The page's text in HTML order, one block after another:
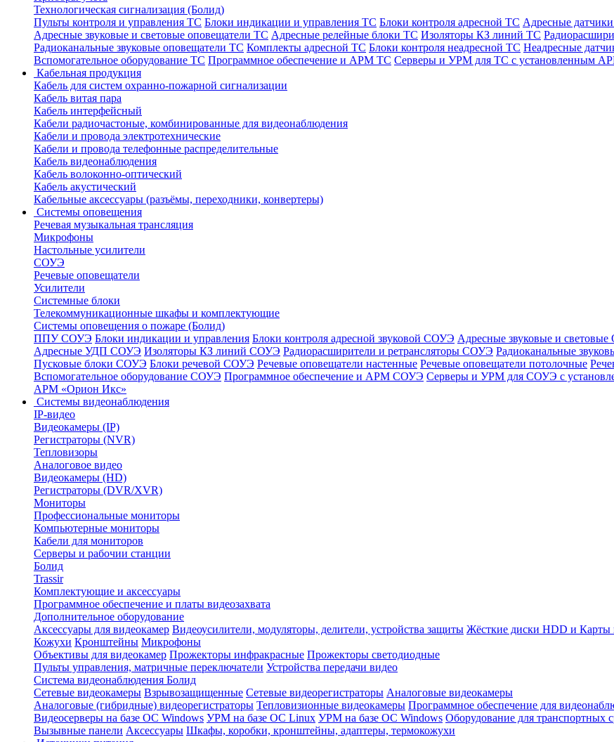
Технологическая сигнализация (Болид)
Пульты контроля и управления ТС Блоки индикации и управления ТС Блоки контроля адресной ТС Адресные
Адресные звуковые и световые оповещатели ТС Адресные релейные блоки ТС Изоляторы КЗ линий ТС
Радиоканальные звуковые оповещатели ТС Комплекты адресной ТС Блоки контроля неадресной ТС Неадресные
Вспомогательное оборудование ТС Программное обеспечение и АРМ ТС Серверы и УРМ для ТС с установленным
Кабельная продукция
Кабель для систем охранно-пожарной сигнализации
Кабель витая пара
Кабель интерфейсный
Кабели радиочастоные, комбинированные для видеонаблюдения
Кабели и провода электротехнические
Кабели и провода телефонные распределительные
Кабель видеонаблюдения
Кабель волоконно-оптический
Кабель акустический
Кабельные аксессуары (разъёмы, переходники, конвертеры)
Системы оповещения
Речевая музыкальная трансляция
Микрофоны
Настольные усилители
СОУЭ
Речевые оповещатели
Усилители
Системные блоки
Телекоммуникационные шкафы и комплектующие
Системы оповещения о пожаре (Болид)
ППУ СОУЭ Блоки индикации и управления Блоки контроля адресной звуковой СОУЭ Адресные звуковые и
Адресные УДП СОУЭ Изоляторы КЗ линий СОУЭ Радиорасширители и ретрансляторы СОУЭ Радиоканальные
Пусковые блоки СОУЭ Блоки речевой СОУЭ Речевые оповещатели настенные Речевые оповещатели потолочные
Вспомогательное оборудование СОУЭ Программное обеспечение и АРМ СОУЭ Серверы и УРМ для СОУЭ с
АРМ «Орион Икс»
Системы видеонаблюдения
IP-видео
Видеокамеры (IP)
Регистраторы (NVR)
Тепловизоры
Аналоговое видео
Видеокамеры (HD)
Регистраторы (DVR/XVR)
Мониторы
Профессиональные мониторы
Компьютерные мониторы
Кабели для мониторов
Серверы и рабочии станции
Болид
Trassir
Комплектующие и аксессуары
Программное обеспечение и платы видеозахвата
Дополнительное оборудование
Аксессуары для видеокамер Видеоусилители, модуляторы, делители, устройства защиты Жёсткие диски HDD и Карты
Кожухи Кронштейны Микрофоны
Объективы для видеокамер Прожекторы инфракрасные Прожекторы светодиодные
Пульты управления, матричные переключатели Устройства передачи видео
Система видеонаблюдения Болид
Сетевые видеокамеры Взрывозащищенные Сетевые видеорегистраторы Аналоговые видеокамеры
Аналоговые (гибридные) видеорегистраторы Тепловизионные видеокамеры Программное обеспечение для
Видеосерверы на базе ОС Windows УРМ на базе ОС Linux УРМ на базе ОС Windows Оборудование для транспортных
Вызывные панели Аксессуары Шкафы, коробки, кронштейны, адаптеры, термокожухи